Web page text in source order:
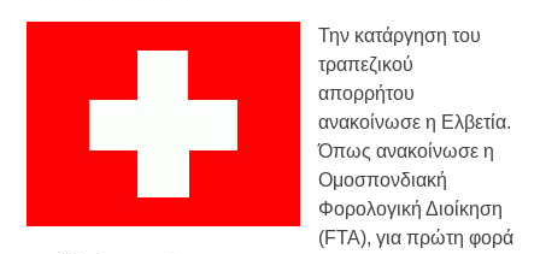
Την κατάργηση του
τραπεζικού
απορρήτου
ανακοίνωσε η Ελβετία.
Όπως ανακοίνωσε η
Ομοσπονδιακή
Φορολογική Διοίκηση
(FTA), για πρώτη φορά